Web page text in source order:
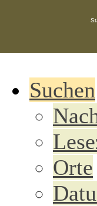
Suchen
Orte